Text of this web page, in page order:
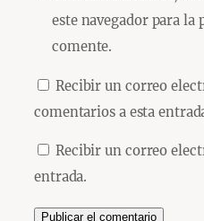
este navegador para la
comente.
Recibir un correo
comentarios a esta
Recibir un correo
entrada.